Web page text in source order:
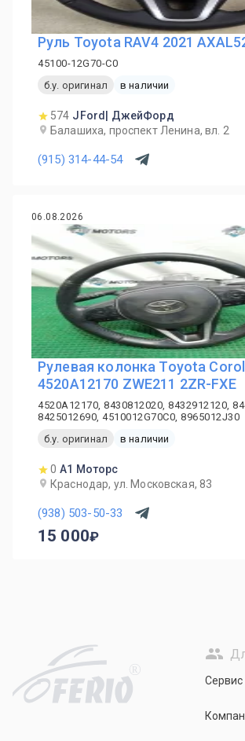
Руль Toyota RAV4 2021
45100-12G70-C0
б.у. оригинал
в наличии
574 JFord| ДжейФорд
Балашиха, проспект Ленина, вл. 2
(915) 314-44-54
06.08.2026
Рулевая колонка Toyota
4520A12170 ZWE211 2ZR-FXE
4520A12170, 8430812020, 8432912120,
8425012690, 4510012G70C0, 8965012J30
б.у. оригинал
в наличии
0 А1 Моторс
Краснодар, ул. Московская, 83
(938) 503-50-33
15 000
R
Сервис